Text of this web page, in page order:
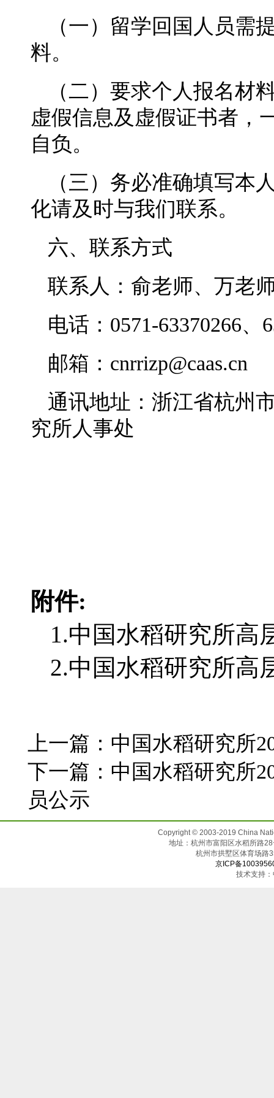
（一）留学回国人员需
料。
（二）要求个人报名材
虚假信息及虚假证书者，
自负。
（三）务必准确填写本
化请及时与我们联系。
六、联系方式
联系人：俞老师、万老
电话：0571-63370266、
邮箱：cnrrizp@caas.cn
通讯地址：浙江省杭州
究所人事处
附件:
1.中国水稻研究所高
2.中国水稻研究所高
上一篇： 中国水稻研究所
下一篇： 中国水稻研究所
员公示
Copyright © 2003-2019 China
地址：杭州市富阳区水稻所路
杭州市拱墅区体
京ICP备
技术支持